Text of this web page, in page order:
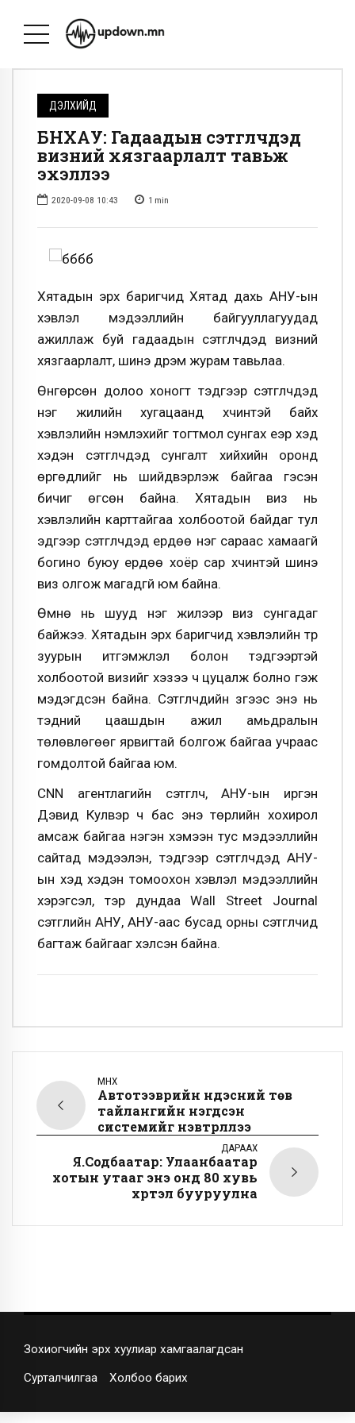
ДЭЛХИЙД
БНХАУ: Гадаадын сэтгүүлчдэд
визний хязгаарлалт тавьж
эхэллээ
2020-09-08 10:43 1 min
Хятадын эрх баригчид Хятад дахь АНУ-ын
хэвлэл мэдээллийн байгууллагуудад
ажиллаж буй гадаадын сэтгүүлчдэд визний
хязгаарлалт, шинэ дүрэм журам тавьлаа.
Өнгөрсөн долоо хоногт тэдгээр сэтгүүлчдэд
нэг жилийн хугацаанд хүчинтэй байх
хэвлэлийн үнэмлэхийг тогтмол сунгах үеэр хэд
хэдэн сэтгүүлчдэд сунгалт хийхийн оронд
өргөдлийг нь шийдвэрлэж байгаа гэсэн
бичиг өгсөн байна. Хятадын виз нь
хэвлэлийн карттайгаа холбоотой байдаг тул
эдгээр сэтгүүлчдэд ердөө нэг сараас хамаагүй
богино буюу ердөө хоёр сар хүчинтэй шинэ
виз олгож магадгүй юм байна.
Өмнө нь шууд нэг жилээр виз сунгадаг
байжээ. Хятадын эрх баригчид хэвлэлийн түр
зуурын итгэмжлэл болон тэдгээртэй
холбоотой визийг хэзээ ч цуцалж болно гэж
мэдэгдсэн байна. Сэтгүүлчдийн зүгээс энэ нь
тэдний цаашдын ажил амьдралын
төлөвлөгөөг ярвигтай болгож байгаа учраас
гомдолтой байгаа юм.
CNN агентлагийн сэтгүүлч, АНУ-ын иргэн
Дэвид Кулвэр ч бас энэ төрлийн хохирол
амсаж байгаа нэгэн хэмээн тус мэдээллийн
сайтад мэдээлэн, тэдгээр сэтгүүлчдэд АНУ-
ын хэд хэдэн томоохон хэвлэл мэдээллийн
хэрэгсэл, тэр дундаа Wall Street Journal
сэтгүүлийн АНУ, АНУ-аас бусад орны сэтгүүлчид
багтаж байгааг хэлсэн байна.
ӨМНӨХ
Автотээврийн үндэсний төв
тайлангийн нэгдсэн
системийг нэвтрүүллээ
ДАРААХ
Я.Содбаатар: Улаанбаатар
хотын утааг энэ онд 80 хувь
хүртэл бууруулна
Зохиогчийн эрх хуулиар хамгаалагдсан
Сурталчилгаа Холбоо барих